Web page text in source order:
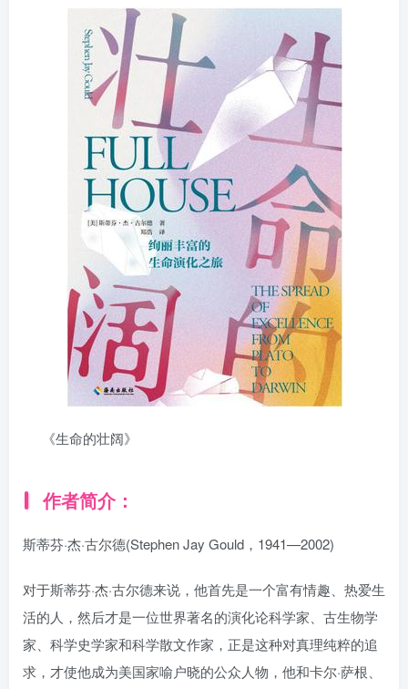
《生命的壮阔》
作者简介：
斯蒂芬·杰·古尔德(Stephen Jay Gould，1941—2002)
对于斯蒂芬·杰·古尔德来说，他首先是一个富有情趣、热爱生
活的人，然后才是一位世界著名的演化论科学家、古生物学
家、科学史学家和科学散文作家，正是这种对真理纯粹的追
求，才使他成为美国家喻户晓的公众人物，他和卡尔·萨根、